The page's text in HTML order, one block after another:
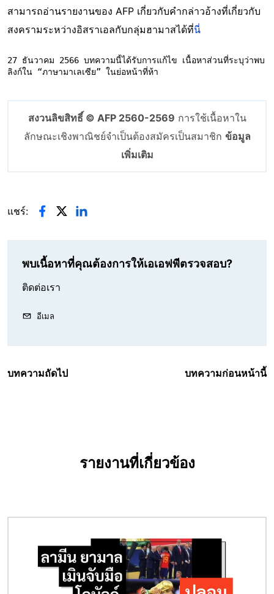
สามารถอ่านรายงานของ AFP เกี่ยวกับคำกล่าวอ้างที่เกี่ยวกับ
สงครามระหว่างอิสราเอลกับกลุ่มฮามาสได้ที่นี่
27 ธันวาคม 2566 บทความนี้ได้รับการแก้ไข เนื้อหาส่วนที่ระบุว่าพบ
ลิงก์ใน “ภาษามาเลเซีย” ในย่อหน้าที่ห้า
สงวนลิขสิทธิ์ © AFP 2560-2569 การใช้เนื้อหาใน
ลักษณะเชิงพาณิชย์จำเป็นต้องสมัครเป็นสมาชิก ข้อมูล
เพิ่มเติม
แชร์:
พบเนื้อหาที่คุณต้องการให้เอเอฟพีตรวจสอบ?
ติดต่อเรา
อีเมล
บทความถัดไป บทความก่อนหน้านี้
รายงานที่เกี่ยวข้อง